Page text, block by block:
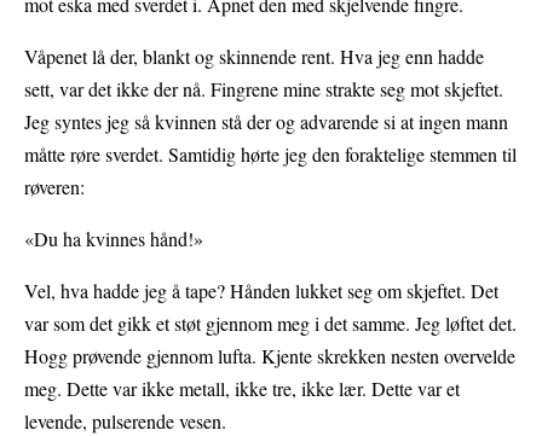
Våpenet lå der, blankt og skinnende rent. Hva jeg enn hadde
sett, var det ikke der nå. Fingrene mine strakte seg mot skjeftet.
Jeg syntes jeg så kvinnen stå der og advarende si at ingen mann
måtte røre sverdet. Samtidig hørte jeg den foraktelige stemmen til
røveren:
«Du ha kvinnes hånd!»
Vel, hva hadde jeg å tape? Hånden lukket seg om skjeftet. Det
var som det gikk et støt gjennom meg i det samme. Jeg løftet det.
Hogg prøvende gjennom lufta. Kjente skrekken nesten overvelde
meg. Dette var ikke metall, ikke tre, ikke lær. Dette var et
levende, pulserende vesen.